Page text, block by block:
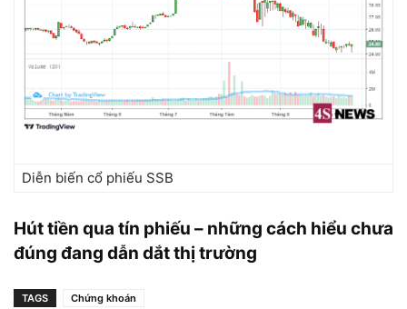
Diễn biến cổ phiếu SSB
Hút tiền qua tín phiếu – những cách hiểu chưa
đúng đang dẫn dắt thị trường
TAGS Chứng khoán